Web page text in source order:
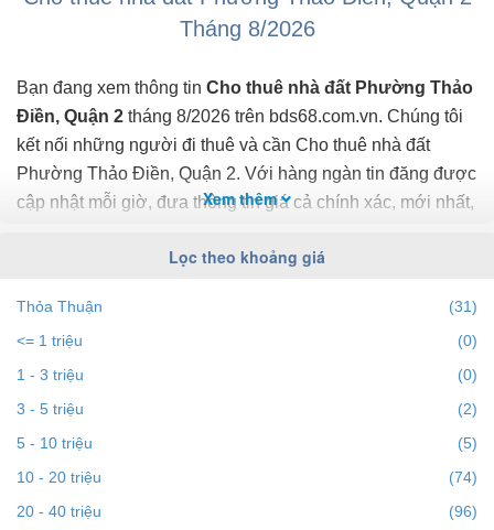
- Tập trung nhiều người nước ngoài sinh sống.
- Giá thuê: 85.000.000 đ/th.
Liên hệ: gặp Đặng Hùng ...
Tháng 8/2026
Bạn đang xem thông tin Cho thuê nhà đất Phường Thảo
Điền, Quận 2 tháng 8/2026 trên bds68.com.vn. Chúng tôi
kết nối những người đi thuê và cần Cho thuê nhà đất
Phường Thảo Điền, Quận 2. Với hàng ngàn tin đăng được
cập nhật mỗi giờ, đưa thông tin giá cả chính xác, mới nhất,
Thảo Điền, Quận 2 theo địa điểm, giá, diện tích, số phòng
ngủ và hướng để tìm ra BĐS mong muốn. Ngoài ra với tính
năng gợi ý những batdongsan liền kề cùng mức giá giúp
bạn dễ dàng tìm ra chính chủ của BĐS.
2nhanh nhất và phù hợp với nhu cầu, bạn hãy truy cập
vào bds68.com.vn. Nếu bạn có bất động sản muốn cho
Xem thêm
Lọc theo khoảng giá
Thỏa Thuận
(31)
<= 1 triệu
(0)
1 - 3 triệu
(0)
3 - 5 triệu
(2)
5 - 10 triệu
(5)
10 - 20 triệu
(74)
20 - 40 triệu
(96)